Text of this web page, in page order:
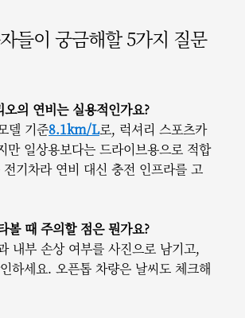
들이 궁금해할 5가지 질문
의 연비는 실용적인가요?
델 기준8.1km/L로, 럭셔리 스포츠카
만 일상용보다는 드라이브용으로 적합
기차라 연비 대신 충전 인프라를 고
볼 때 주의할 점은 뭔가요?
내부 손상 여부를 사진으로 남기고,
하세요. 오픈톱 차량은 날씨도 체크해